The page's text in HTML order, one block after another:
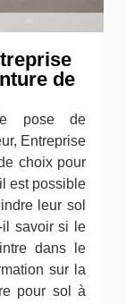
de
pose de
Entreprise
choix pour
est possible
leur sol
il savoir si le
dans le
sur la
pour sol à